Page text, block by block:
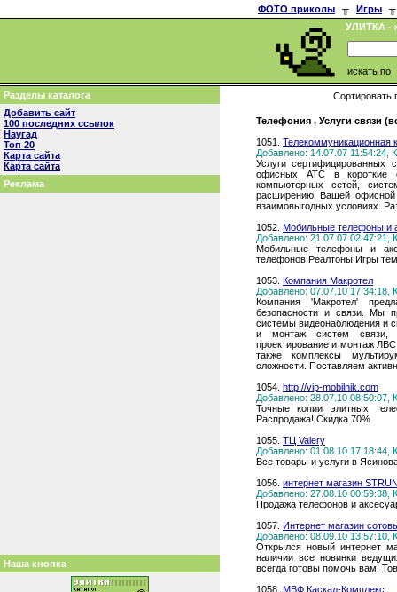
ФОТО приколы ╥ Игры
╥
УЛИТКА -
искать по
Разделы каталога
Добавить сайт
100 последних ссылок
Наугад
Топ 20
Карта сайта
Карта сайта
Реклама
Наша кнопка
Сортировать
Телефония , Услуги связи
1051. Телекоммуникационная
Добавлено: 14.07.07 11:54:24,
Услуги сертифицированных
офисных АТС в короткие
компьютерных сетей,
расширению Вашей
взаимовыгодных условиях.
1052. Мобильные телефоны и
Добавлено: 21.07.07 02:47:21,
Мобильные телефоны и
телефонов.Реалтоны.Игры
1053. Компания Макротел
Добавлено: 07.07.10 17:34:18,
Компания 'Макротел'
безопасности и связи. Мы
системы видеонаблюдения и
и монтаж систем связи,
проектирование и монтаж
также комплексы
сложности. Поставляем
1054. http://vip-mobilnik.com
Добавлено: 28.07.10 08:50:07,
Точные копии элитных
Распродажа! Скидка 70%
1055. ТЦ Valery
Добавлено: 01.08.10 17:18:44,
Все товары и услуги в
1056. интернет магазин
Добавлено: 27.08.10 00:59:38,
Продажа телефонов и
1057. Интернет магазин
Добавлено: 08.09.10 13:57:10,
Открылся новый интернет
наличии все новинки
всегда готовы помочь вам.
1058. МВФ Каскад-Комплекс